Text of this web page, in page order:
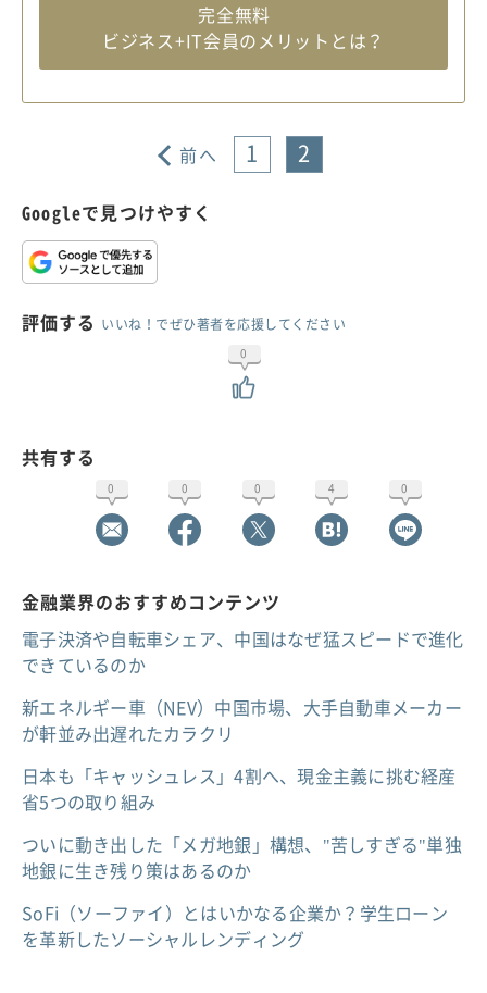
完全無料
ビジネス+IT会員のメリットとは？
前へ 1 2
Googleで見つけやすく
評価する いいね！でぜひ著者を応援してください
0
共有する
0 0 0 4 0
金融業界のおすすめコンテンツ
電子決済や自転車シェア、中国はなぜ猛スピードで進化
できているのか
新エネルギー車（NEV）中国市場、大手自動車メーカー
が軒並み出遅れたカラクリ
日本も「キャッシュレス」4割へ、現金主義に挑む経産
省5つの取り組み
ついに動き出した「メガ地銀」構想、"苦しすぎる"単独
地銀に生き残り策はあるのか
SoFi（ソーファイ）とはいかなる企業か？学生ローン
を革新したソーシャルレンディング